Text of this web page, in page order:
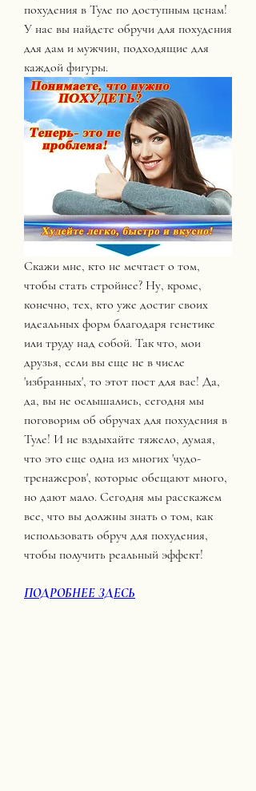
похудения в Туле по доступным ценам!
У нас вы найдете обручи для похудения
для дам и мужчин, подходящие для
каждой фигуры.
Скажи мне, кто не мечтает о том,
чтобы стать стройнее? Ну, кроме,
конечно, тех, кто уже достиг своих
идеальных форм благодаря генетике
или труду над собой. Так что, мои
друзья, если вы еще не в числе
'избранных', то этот пост для вас! Да,
да, вы не ослышались, сегодня мы
поговорим об обручах для похудения в
Туле! И не вздыхайте тяжело, думая,
что это еще одна из многих 'чудо-
тренажеров', которые обещают много,
но дают мало. Сегодня мы расскажем
все, что вы должны знать о том, как
использовать обруч для похудения,
чтобы получить реальный эффект!
ПОДРОБНЕЕ ЗДЕСЬ